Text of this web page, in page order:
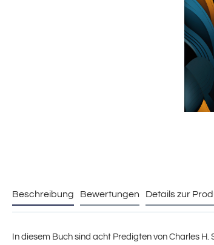
Beschreibung Bewertungen Details zur
In diesem Buch sind acht Predigten von Charles